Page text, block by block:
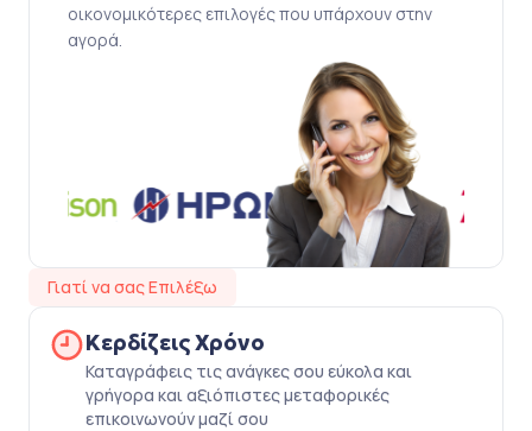
οικονομικότερες επιλογές που υπάρχουν στην
αγορά.
Γιατί να σας Επιλέξω
Κερδίζεις Χρόνο
Καταγράφεις τις ανάγκες σου εύκολα και
γρήγορα και αξιόπιστες μεταφορικές
επικοινωνούν μαζί σου